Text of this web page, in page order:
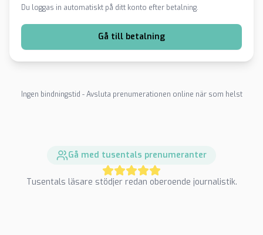
Du loggas in automatiskt på ditt konto efter betalning.
Gå till betalning
Ingen bindningstid - Avsluta prenumerationen online när som helst
Gå med tusentals prenumeranter
Tusentals läsare stödjer redan oberoende journalistik.